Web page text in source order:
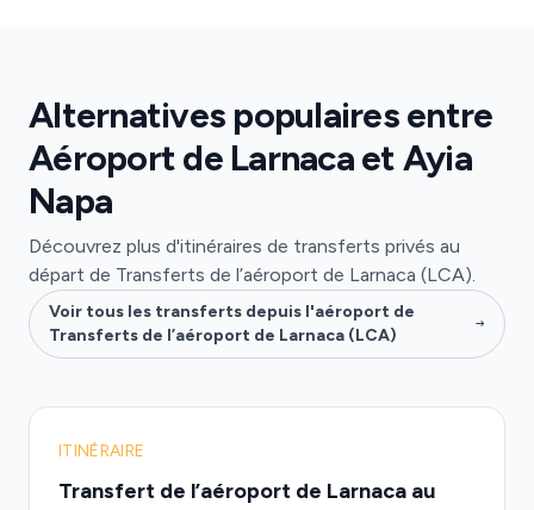
Alternatives populaires entre
Aéroport de Larnaca et Ayia
Napa
Découvrez plus d'itinéraires de transferts privés au
départ de Transferts de l’aéroport de Larnaca (LCA).
Voir tous les transferts depuis l'aéroport de
Transferts de l’aéroport de Larnaca (LCA)
ITINÉRAIRE
Transfert de l’aéroport de Larnaca au